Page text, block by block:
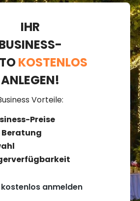
IHR
KOSTENLOS
ANLEGEN!
Vorteile:
Preise
anmelden